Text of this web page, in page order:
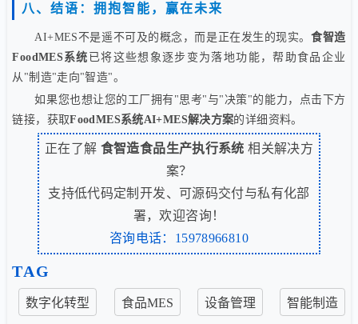
八、结语：拥抱智能，赢在未来
AI+MES不是遥不可及的概念，而是正在发生的现实。 食智造
FoodMES系统 已将这些想象逐步变为落地功能，帮助食品企业
从"制造"走向"智造"。
如果您也想让您的工厂拥有"思考"与"决策"的能力，点击下方
链接，获取FoodMES系统AI+MES解决方案的详细资料。
正在了解 食智造食品生产执行系统 相关解决方
案？
支持低代码定制开发、可源码交付与私有化部
署，欢迎咨询！
咨询电话：15978966810
TAG
数字化转型 食品MES 设备管理 智能制造